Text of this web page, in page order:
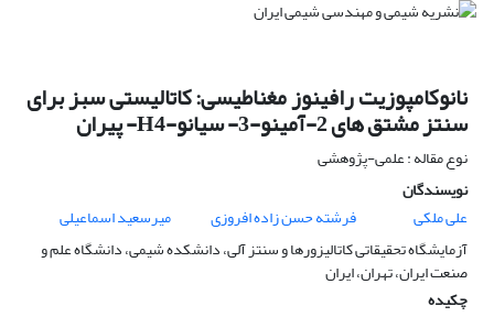
نانوکامپوزیت رافینوز مغناطیسی: کاتالیستی سبز برای
سنتز مشتق های 2-آمینو-3- سیانو-H4- پیران
نوع مقاله : علمی-پژوهشی
نویسندگان
علی ملکی
فرشته حسن زاده افروزی
میرسعید اسماعیلی
آزمایشگاه تحقیقاتی کاتالیزورها و سنتز آلی، دانشکده شیمی، دانشگاه علم و
صنعت ایران، تهران، ایران
چکیده